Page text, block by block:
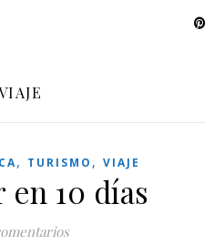
, TURISMO , VIAJE
en 10 días